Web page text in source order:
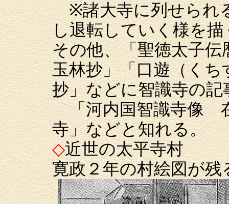
※諸大寺に列せられ
し退転していく様を
その他、「聖徳太子伝
玉林抄」「口遊（く
抄」などに智識寺の記
「河内国智識寺像
寺」などと知れる。
◇近世の太平寺村
寛政２年の村絵図が残